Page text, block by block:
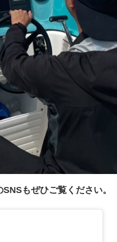
もぜひご覧ください。